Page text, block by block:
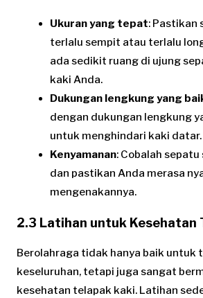
Ukuran yang tepat: Pastikan
terlalu sempit atau terlalu
ada sedikit ruang di ujung
kaki Anda.
Dukungan lengkung yang
dengan dukungan lengkung
untuk menghindari kaki datar.
Kenyamanan: Cobalah
dan pastikan Anda merasa
mengenakannya.
2.3 Latihan untuk Kesehatan
Berolahraga tidak hanya baik untuk
keseluruhan, tetapi juga sangat
kesehatan telapak kaki. Latihan